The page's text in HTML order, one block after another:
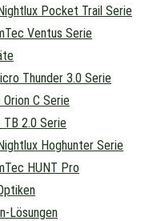
Pocket Trail Serie
Ventus Serie
Thunder 3.0 Serie
Orion C Serie
TB 2.0 Serie
Hoghunter Serie
HUNT Pro
Lösungen